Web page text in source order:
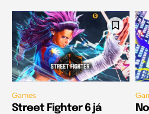
Games
Street Fighter 6 já